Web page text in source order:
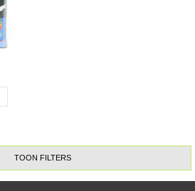
TOON FILTERS